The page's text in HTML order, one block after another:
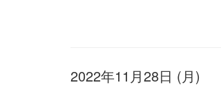
2022年11月28日 (月)